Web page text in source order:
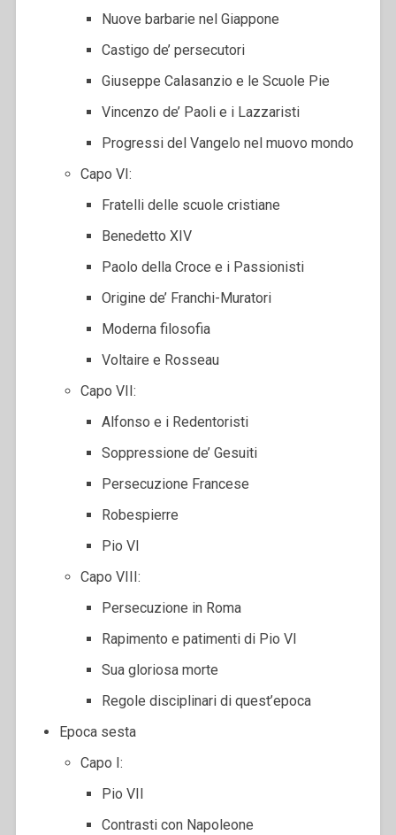
Nuove barbarie nel Giappone
Castigo de’ persecutori
Giuseppe Calasanzio e le Scuole Pie
Vincenzo de’ Paoli e i Lazzaristi
Progressi del Vangelo nel muovo mondo
Capo VI:
Fratelli delle scuole cristiane
Benedetto XIV
Paolo della Croce e i Passionisti
Origine de’ Franchi-Muratori
Moderna filosofia
Voltaire e Rosseau
Capo VII:
Alfonso e i Redentoristi
Soppressione de’ Gesuiti
Persecuzione Francese
Robespierre
Pio VI
Capo VIII:
Persecuzione in Roma
Rapimento e patimenti di Pio VI
Sua gloriosa morte
Regole disciplinari di quest’epoca
Epoca sesta
Capo I:
Pio VII
Contrasti con Napoleone